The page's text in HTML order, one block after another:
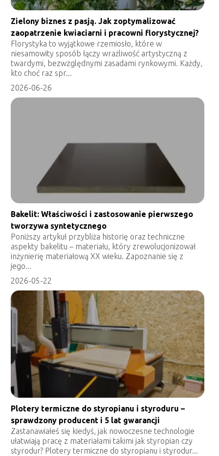
Zielony biznes z pasją. Jak zoptymalizować
zaopatrzenie kwiaciarni i pracowni florystycznej?
Florystyka to wyjątkowe rzemiosło, które w
niesamowity sposób łączy wrażliwość artystyczną z
twardymi, bezwzględnymi zasadami rynkowymi. Każdy,
kto choć raz spr...
2026-06-26
Bakelit: Właściwości i zastosowanie pierwszego
tworzywa syntetycznego
Poniższy artykuł przybliża historię oraz techniczne
aspekty bakelitu – materiału, który zrewolucjonizował
inżynierię materiałową XX wieku. Zapoznanie się z
jego...
2026-05-22
Plotery termiczne do styropianu i styroduru –
sprawdzony producent i 5 lat gwarancji
Zastanawiałeś się kiedyś, jak nowoczesne technologie
ułatwiają pracę z materiałami takimi jak styropian czy
styrodur? Plotery termiczne do styropianu i styrodur...